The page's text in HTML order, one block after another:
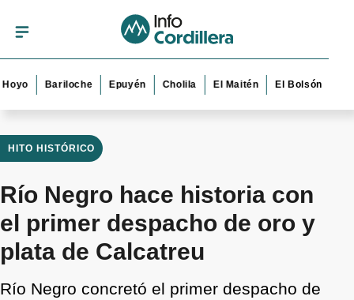
Bariloche Epuyén Cholila El Maitén El Bolsón Esquel
HITO HISTÓRICO
Río Negro hace historia con
el primer despacho de oro y
plata de Calcatreu
Río Negro concretó el primer despacho de